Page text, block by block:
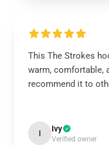
This The Strokes
warm, comfortable,
recommend it to
I Ivy
Verified owner